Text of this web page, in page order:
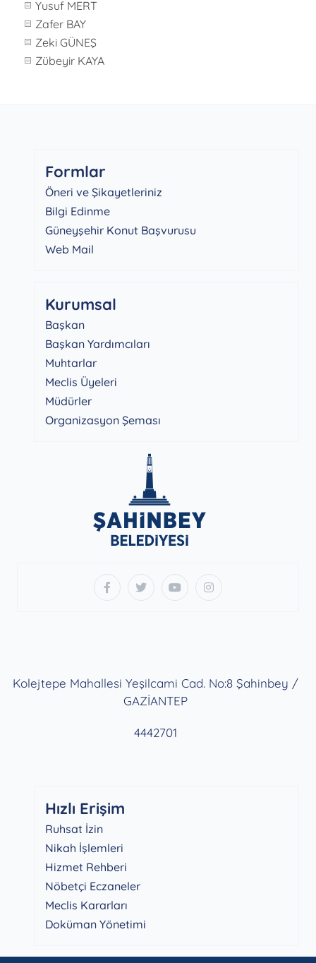
Yusuf MERT
Zafer BAY
Zeki GÜNEŞ
Zübeyir KAYA
Formlar
Öneri ve Şikayetleriniz
Bilgi Edinme
Güneyşehir Konut Başvurusu
Web Mail
Kurumsal
Başkan
Başkan Yardımcıları
Muhtarlar
Meclis Üyeleri
Müdürler
Organizasyon Şeması
Kolejtepe Mahallesi Yeşilcami Cad. No:8 Şahinbey /
GAZİANTEP
4442701
Hızlı Erişim
Ruhsat İzin
Nikah İşlemleri
Hizmet Rehberi
Nöbetçi Eczaneler
Meclis Kararları
Doküman Yönetimi